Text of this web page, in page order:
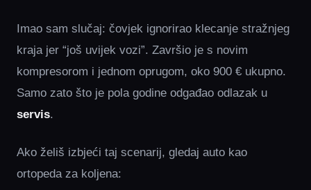
Imao sam slučaj: čovjek ignorirao klecanje stražnjeg
kraja jer “još uvijek vozi”. Završio je s novim
kompresorom i jednom oprugom, oko 900 € ukupno.
Samo zato što je pola godine odgađao odlazak u
servis.
Ako želiš izbjeći taj scenarij, gledaj auto kao
ortopeda za koljena: